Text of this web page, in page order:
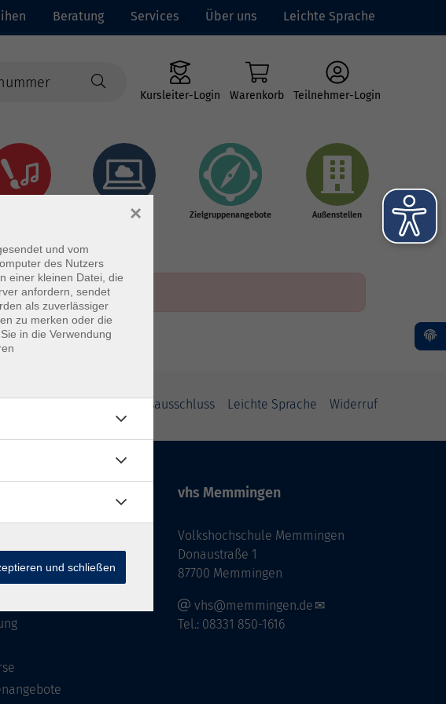
Beratung Services Über uns Leichte Sprache
Kursleiter-Login Warenkorb Teilnehmer-Login
Online-Kurse Zielgruppenangebote Außenstellen
Haftungsausschluss Leichte Sprache Widerruf
vhs Memmingen
Volkshochschule Memmingen
Donaustraße 1
87700 Memmingen
vhs@memmingen.de
Tel.: 08331 850-1616
und vom
des Nutzers
einer kleinen Datei, die
anfordern, sendet
als zuverlässiger
zu merken oder die
in die Verwendung
×
und schließen